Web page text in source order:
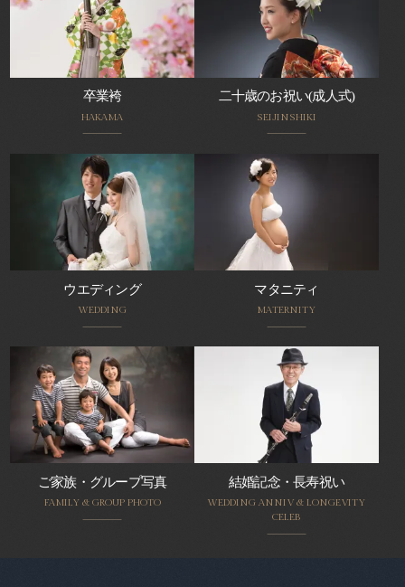
卒業袴
HAKAMA
二十歳のお祝い(成人式)
SEIJINSHIKI
ウエディング
WEDDING
マタニティ
MATERNITY
ご家族・グループ写真
FAMILY & GROUP PHOTO
結婚記念・長寿祝い
WEDDING ANNIV & LONGEVITY
CELEB